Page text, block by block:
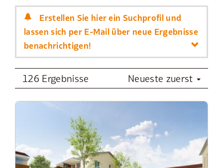
Erstellen Sie hier ein Suchprofil und
lassen sich per E-Mail über neue Ergebnisse
benachrichtigen!
126 Ergebnisse Neueste zuerst